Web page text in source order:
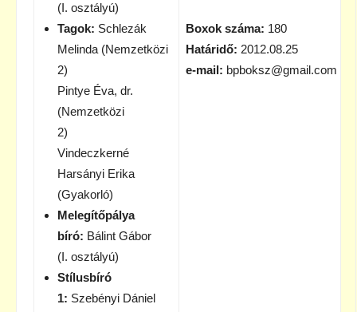
(I. osztályú)
Tagok: Schlezák
Melinda (Nemzetközi
2)
Pintye Éva, dr.
(Nemzetközi
2)
Vindeczkerné
Harsányi Erika
(Gyakorló)
Melegítőpálya
bíró: Bálint Gábor
(I. osztályú)
Stílusbíró
1: Szebényi Dániel
Boxok száma: 180
Határidő: 2012.08.25
e-mail: bpboksz@gmail.com